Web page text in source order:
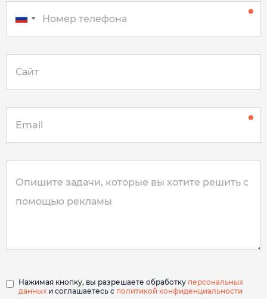
Нажимая кнопку, вы разрешаете обработку персональных
данных и соглашаетесь с политикой конфиденциальности